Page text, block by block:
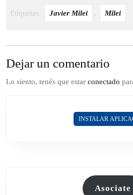
Etiquetas: Javier Milei , Milei
Dejar un comentario
Lo siento, tenés que estar conectado
INSTALAR
Asociate